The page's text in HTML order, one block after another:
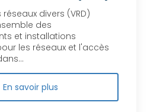
divers (VRD)
des
et installations
les réseaux et l'accès
En savoir plus